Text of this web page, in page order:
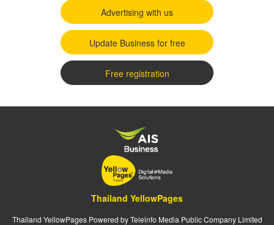
Advertising with us
Update Business for free
Free registration
Thailand YellowPages
Thailand YellowPages Powered by Teleinfo Media Public Company Limited